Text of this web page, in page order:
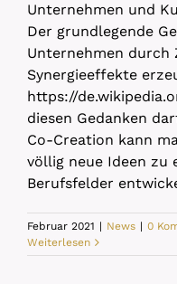
Unternehmen und
Der grundlegende
Unternehmen durch
Synergieeffekte
https://
diesen Gedanken
Co-Creation kann
völlig neue Ideen zu
Berufsfelder
Februar 2021 | News | 0
Weiterlesen